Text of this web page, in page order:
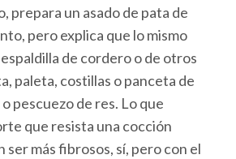
prepara un asado de pata de
pero explica que lo mismo
de cordero o de otros
paleta, costillas o panceta de
pescuezo de res. Lo que
que resista una cocción
ser más fibrosos, sí, pero con el